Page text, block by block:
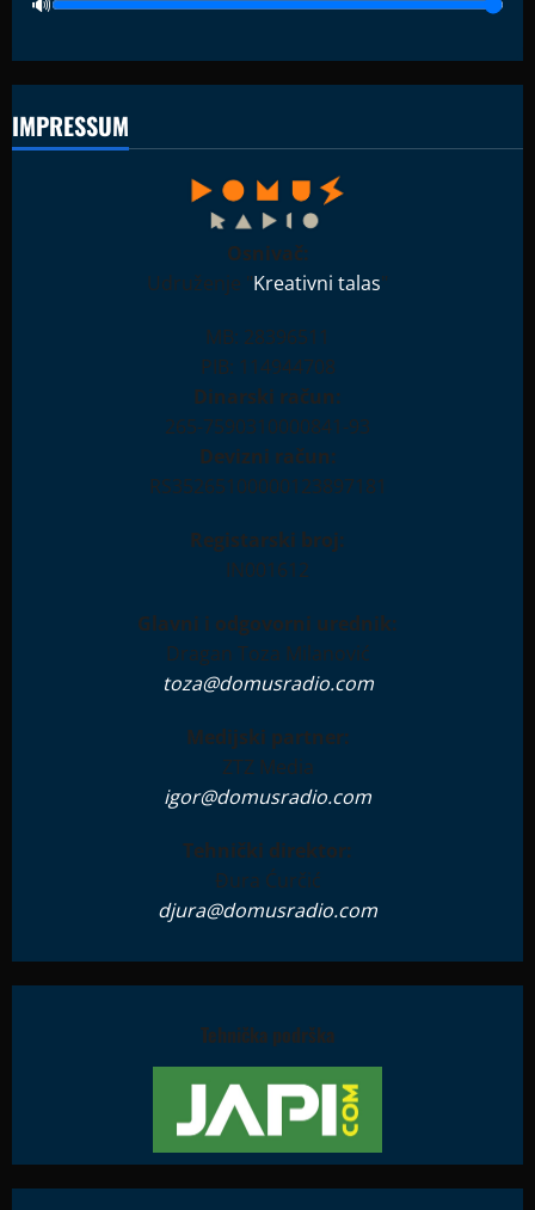
IMPRESSUM
Osnivač:
Udruženje "Kreativni talas"
MB: 28396511
PIB: 114944708
Dinarski račun:
265-7590310000841-93
Devizni račun:
RS35265100000123897181
Registarski broj:
IN001612
Glavni i odgovorni urednik:
Dragan Toza Milanović
toza@domusradio.com
Medijski partner:
ZTZ Media
igor@domusradio.com
Tehnički direktor:
Đura Ćurčić
djura@domusradio.com
Tehnička podrška